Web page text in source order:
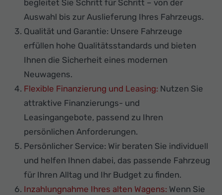
begleitet Sie Schritt für Schritt – von der
Auswahl bis zur Auslieferung Ihres Fahrzeugs.
Qualität und Garantie: Unsere Fahrzeuge
erfüllen hohe Qualitätsstandards und bieten
Ihnen die Sicherheit eines modernen
Neuwagens.
Flexible Finanzierung und Leasing: Nutzen Sie
attraktive Finanzierungs- und
Leasingangebote, passend zu Ihren
persönlichen Anforderungen.
Persönlicher Service: Wir beraten Sie individuell
und helfen Ihnen dabei, das passende Fahrzeug
für Ihren Alltag und Ihr Budget zu finden.
Inzahlungnahme Ihres alten Wagens: Wenn Sie